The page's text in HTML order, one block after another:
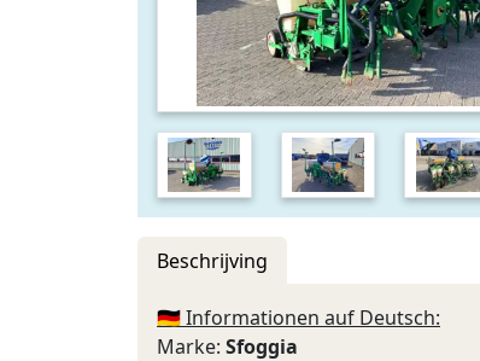
Beschrijving
🇩🇪 Informationen auf Deutsch:
Marke: Sfoggia